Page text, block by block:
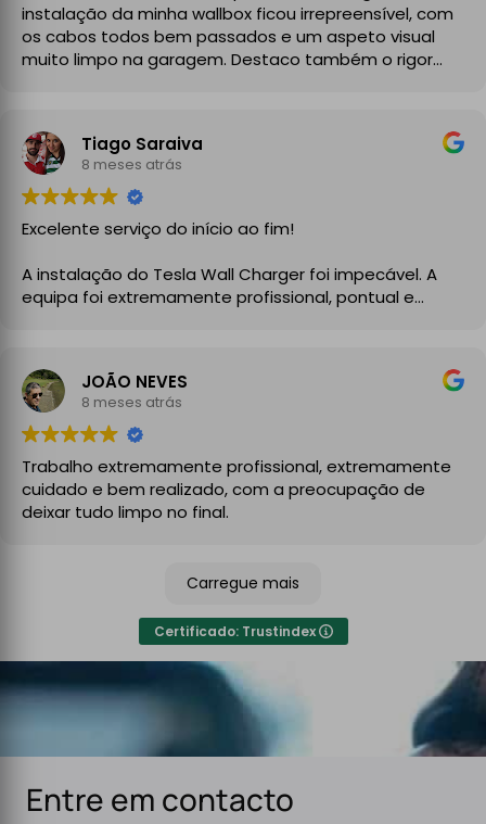
instalação da minha wallbox ficou irrepreensível, com
os cabos todos bem passados e um aspeto visual
muito limpo na garagem. Destaco também o rigor
garantindo toda a segurança e legalidade.
Recomendo vivamente!
Tiago Saraiva
8 meses atrás
Excelente serviço do início ao fim!
A instalação do Tesla Wall Charger foi impecável. A
equipa foi extremamente profissional, pontual e
clareza, aconselharam a melhor solução para a minha
instalação elétrica e executaram o trabalho com
enorme cuidado.
A instalação ficou perfeita, organizada e totalmente
funcional, com atenção aos detalhes e à segurança.
No final, deixaram tudo limpo e testado, pronto a usar.
um serviço de eletricidade de confiança,
especialmente para carregadores de veículos
elétricos. Serviço rápido, eficiente e de alta qualidade.
JOÃO NEVES
8 meses atrás
Trabalho extremamente profissional, extremamente
cuidado e bem realizado, com a preocupação de
deixar tudo limpo no final.
Carregue mais
Certificado: Trustindex
Entre em contacto